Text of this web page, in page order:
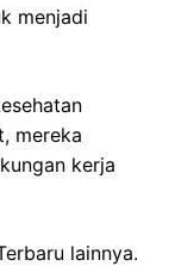
menjadi
mereka
kerja
lainnya.